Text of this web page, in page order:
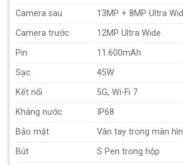
Camera sau
13MP + 8MP Ultra
Camera trước
12MP Ultra Wide
Pin
11.600mAh
Sạc
45W
Kết nối
5G, Wi-Fi 7
Kháng nước
IP68
Bảo mật
Vân tay trong màn
Bút
S Pen trong hộp